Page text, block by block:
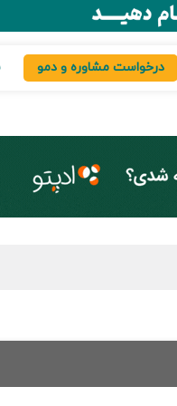
درخواست مشاوره و دمو